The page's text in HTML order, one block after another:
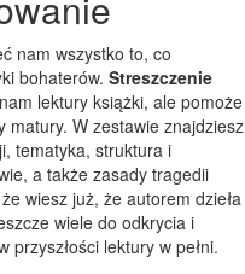
nam wszystko to, co
bohaterów. Streszczenie
lektury książki, ale pomoże
matury. W zestawie znajdziesz
tematyka, struktura i
a także zasady tragedii
wiesz już, że autorem dzieła
wiele do odkrycia i
lektury w pełni.